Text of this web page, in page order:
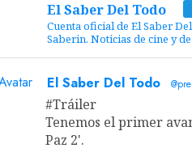
El Saber Del Todo
Cuenta oficial de El Saber
Saberin. Noticias de cine y
El Saber Del Todo
#Tráiler
Tenemos el primer
Paz 2'.